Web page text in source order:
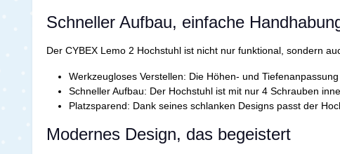
Schneller Aufbau, einfache
Der CYBEX Lemo 2 Hochstuhl ist nicht nur funktional, sondern
Werkzeugloses Verstellen: Die Höhen- und
Schneller Aufbau: Der Hochstuhl ist mit nur 4 Schrauben
Platzsparend: Dank seines schlanken Designs passt der
Modernes Design, das begeistert